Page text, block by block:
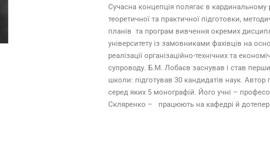
Сучасна концепція полягає в кардинальному
теоретичної та практичної підготовки,
планів та програм вивчення окремих
університету із замовниками фахівців на
реалізації організаційно-технічних та
супроводу. Б.М. Лобаєв заснував і став
школи: підготував 30 кандидатів наук.
серед яких 5 монографій. Його учні –
Скляренко – працюють на кафедрі й